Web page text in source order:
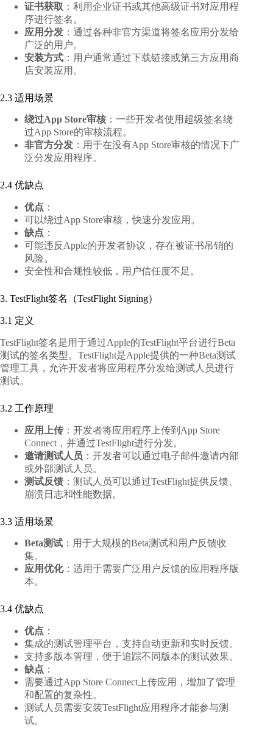
证书获取 ：利用企业证书或其他高级证书对应用程
序进行签名。
应用分发 ：通过各种非官方渠道将签名应用分发给
广泛的用户。
安装方式 ：用户通常通过下载链接或第三方应用商
店安装应用。
2.3 适用场景
绕过App Store审核：一些开发者使用超级签名绕
过App Store的审核流程。
非官方分发 ：用于在没有App Store审核的情况下广
泛分发应用程序。
2.4 优缺点
优点 ：
可以绕过App Store审核，快速分发应用。
缺点 ：
可能违反Apple的开发者协议，存在被证书吊销的
风险。
安全性和合规性较低，用户信任度不足。
3. TestFlight签名（TestFlight Signing）
3.1 定义
TestFlight签名是用于通过Apple的TestFlight平台进行Beta
测试的签名类型。TestFlight是Apple提供的一种Beta测试
管理工具，允许开发者将应用程序分发给测试人员进行
测试。
3.2 工作原理
应用上传 ：开发者将应用程序上传到App Store
Connect，并通过TestFlight进行分发。
邀请测试人员 ：开发者可以通过电子邮件邀请内部
或外部测试人员。
测试反馈 ：测试人员可以通过TestFlight提供反馈、
崩溃日志和性能数据。
3.3 适用场景
Beta测试 ：用于大规模的Beta测试和用户反馈收
集。
应用优化：适用于需要广泛用户反馈的应用程序版
本。
3.4 优缺点
优点 ：
集成的测试管理平台，支持自动更新和实时反馈。
支持多版本管理，便于追踪不同版本的测试效果。
缺点 ：
需要通过App Store Connect上传应用，增加了管理
和配置的复杂性。
测试人员需要安装TestFlight应用程序才能参与测
试。